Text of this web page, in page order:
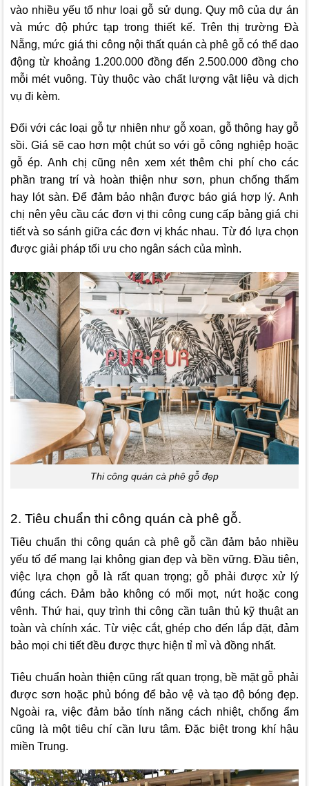
vào nhiều yếu tố như loại gỗ sử dụng. Quy mô của dự án
và mức độ phức tạp trong thiết kế. Trên thị trường Đà
Nẵng, mức giá thi công nội thất quán cà phê gỗ có thể dao
động từ khoảng 1.200.000 đồng đến 2.500.000 đồng cho
mỗi mét vuông. Tùy thuộc vào chất lượng vật liệu và dịch
vụ đi kèm.
Đối với các loại gỗ tự nhiên như gỗ xoan, gỗ thông hay gỗ
sồi. Giá sẽ cao hơn một chút so với gỗ công nghiệp hoặc
gỗ ép. Anh chị cũng nên xem xét thêm chi phí cho các
phần trang trí và hoàn thiện như sơn, phun chống thấm
hay lót sàn. Để đảm bảo nhận được báo giá hợp lý. Anh
chị nên yêu cầu các đơn vị thi công cung cấp bảng giá chi
tiết và so sánh giữa các đơn vị khác nhau. Từ đó lựa chọn
được giải pháp tối ưu cho ngân sách của mình.
Thi công quán cà phê gỗ đẹp
2. Tiêu chuẩn thi công quán cà phê gỗ.
Tiêu chuẩn thi công quán cà phê gỗ cần đảm bảo nhiều
yếu tố để mang lại không gian đẹp và bền vững. Đầu tiên,
việc lựa chọn gỗ là rất quan trọng; gỗ phải được xử lý
đúng cách. Đảm bảo không có mối mọt, nứt hoặc cong
vênh. Thứ hai, quy trình thi công cần tuân thủ kỹ thuật an
toàn và chính xác. Từ việc cắt, ghép cho đến lắp đặt, đảm
bảo mọi chi tiết đều được thực hiện tỉ mỉ và đồng nhất.
Tiêu chuẩn hoàn thiện cũng rất quan trọng, bề mặt gỗ phải
được sơn hoặc phủ bóng để bảo vệ và tạo độ bóng đẹp.
Ngoài ra, việc đảm bảo tính năng cách nhiệt, chống ẩm
cũng là một tiêu chí cần lưu tâm. Đặc biệt trong khí hậu
miền Trung.